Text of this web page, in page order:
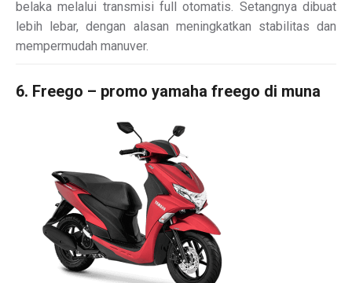
belaka melalui transmisi full otomatis. Setangnya dibuat
lebih lebar, dengan alasan meningkatkan stabilitas dan
mempermudah manuver.
6. Freego – promo yamaha freego di muna